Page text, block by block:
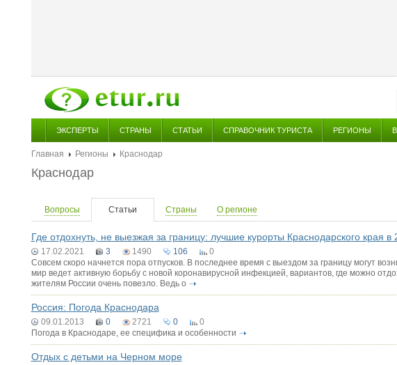
ЭКСПЕРТЫ СТРАНЫ СТАТЬИ СПРАВОЧНИК ТУРИСТА РЕГИОНЫ
Главная Регионы
Краснодар
Краснодар
Вопросы Статьи Страны О регионе
Где отдохнуть, не выезжая за границу: лучшие курорты Краснодарского края в
17.02.2021 3 1490 106
0
Совсем скоро начнется пора отпусков. В последнее время с выездом за границу могут
мир ведет активную борьбу с новой коронавирусной инфекцией, вариантов, где можно
жителям России очень повезло. Ведь о
Россия: Погода Краснодара
09.01.2013 0 2721 0
0
Погода в Краснодаре, ее специфика и особенности
Отдых с детьми на Черном море